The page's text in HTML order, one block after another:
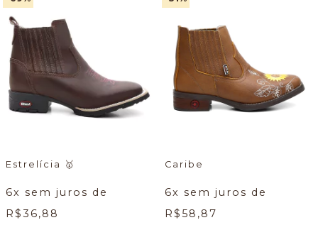
Estrelícia 🥇
6x sem juros de
R$36,88
Caribe
6x sem juros de
R$58,87